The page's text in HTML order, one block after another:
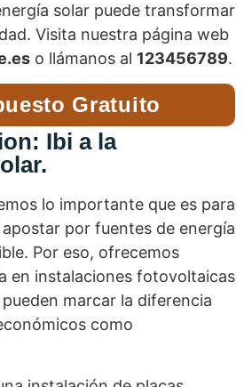
solar puede transformar
Visita nuestra página web
o llámanos al 123456789.
Gratuito
Ibi a la
lo importante que es para
por fuentes de energía
Por eso, ofrecemos
en instalaciones fotovoltaicas
marcar la diferencia
como